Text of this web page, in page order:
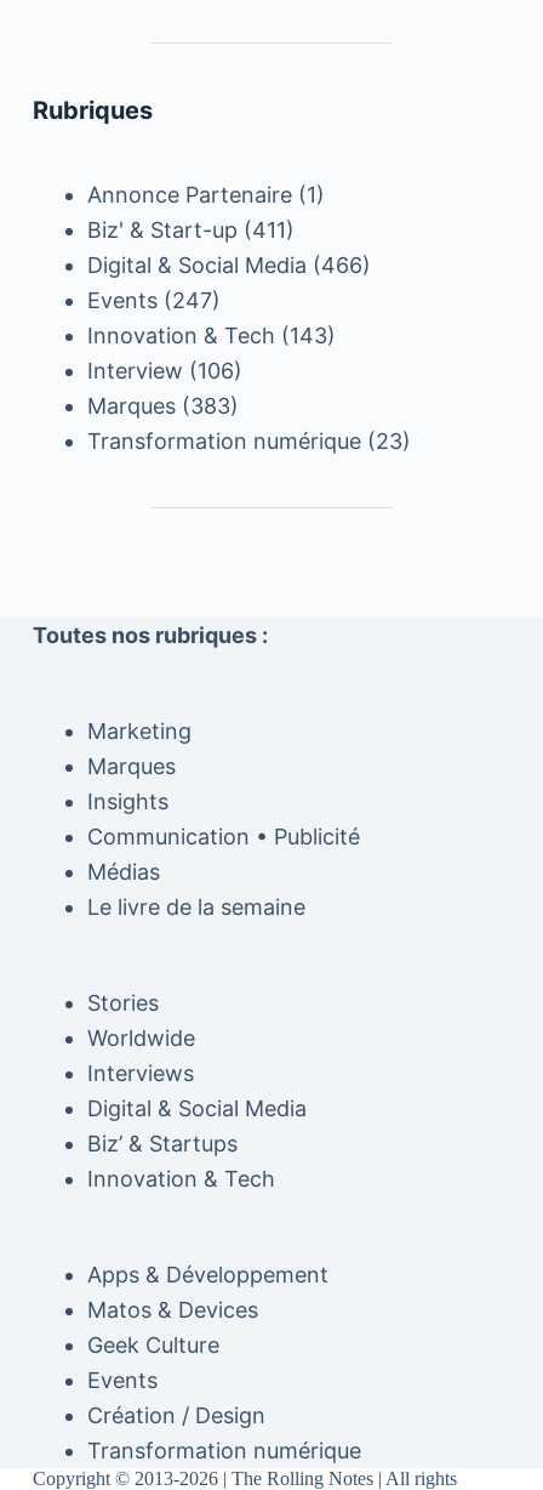
Rubriques
Annonce Partenaire(1)
Biz' & Start-up (411)
Digital & Social Media (466)
Events(247)
Innovation & Tech (143)
Interview (106)
Marques(383)
Transformation numérique(23)
Toutes nos rubriques :
Marketing
Marques
Insights
Communication • Publicité
Médias
Le livre de la semaine
Stories
Worldwide
Interviews
Digital & Social Media
Biz’ & Startups
Innovation & Tech
Apps & Développement
Matos & Devices
Geek Culture
Events
Création / Design
Transformation numérique
Copyright © 2013-2026 | The Rolling Notes | All rights